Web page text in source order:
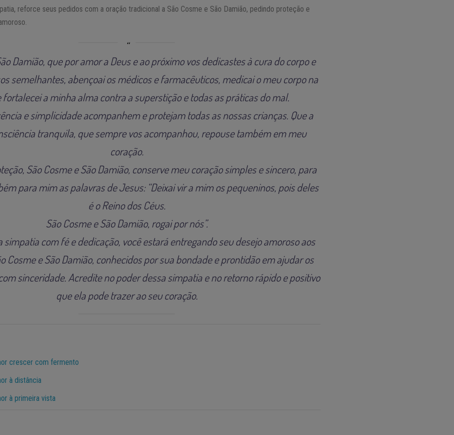
reforce seus pedidos com a oração tradicional a São Cosme e São Damião, pedindo proteção e
Damião, que por amor a Deus e ao próximo vos dedicastes à cura do corpo e
semelhantes, abençoai os médicos e farmacêuticos, medicai o meu corpo na
fortalecei a minha alma contra a superstição e todas as práticas do mal.
e simplicidade acompanhem e protejam todas as nossas crianças. Que a
tranquila, que sempre vos acompanhou, repouse também em meu
coração.
São Cosme e São Damião, conserve meu coração simples e sincero, para
para mim as palavras de Jesus: “Deixai vir a mim os pequeninos, pois deles
é o Reino dos Céus.
São Cosme e São Damião, rogai por nós”.
simpatia com fé e dedicação, você estará entregando seu desejo amoroso aos
Cosme e São Damião, conhecidos por sua bondade e prontidão em ajudar os
sinceridade. Acredite no poder dessa simpatia e no retorno rápido e positivo
que ela pode trazer ao seu coração.
crescer com fermento
à distância
à primeira vista